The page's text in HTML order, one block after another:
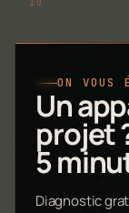
ON VOUS
Un
projet
5
Diagnostic